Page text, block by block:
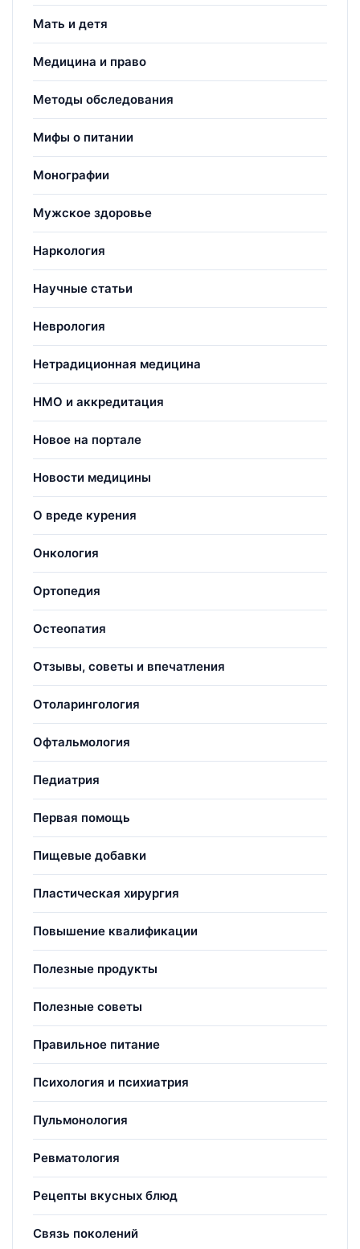
Мать и детя
Медицина и право
Методы обследования
Мифы о питании
Монографии
Мужское здоровье
Наркология
Научные статьи
Неврология
Нетрадиционная медицина
НМО и аккредитация
Новое на портале
Новости медицины
О вреде курения
Онкология
Ортопедия
Остеопатия
Отзывы, советы и впечатления
Отоларингология
Офтальмология
Педиатрия
Первая помощь
Пищевые добавки
Пластическая хирургия
Повышение квалификации
Полезные продукты
Полезные советы
Правильное питание
Психология и психиатрия
Пульмонология
Ревматология
Рецепты вкусных блюд
Связь поколений